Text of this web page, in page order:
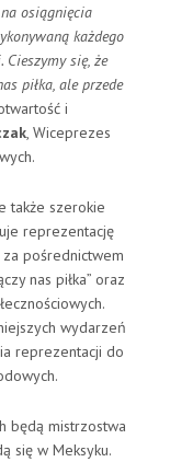
osiągnięcia
każdego
się, że
piłka, ale przede
i
, Wiceprezes
także szerokie
reprezentację
pośrednictwem
nas piłka” oraz
wydarzeń
reprezentacji do
będą mistrzostwa
się w Meksyku.